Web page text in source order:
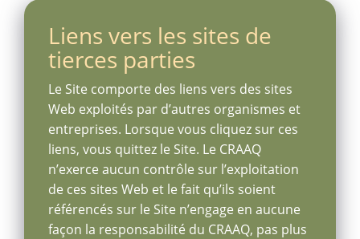
Liens vers les sites de
tierces parties
Le Site comporte des liens vers des sites
Web exploités par d’autres organismes et
entreprises. Lorsque vous cliquez sur ces
liens, vous quittez le Site. Le CRAAQ
n’exerce aucun contrôle sur l’exploitation
de ces sites Web et le fait qu’ils soient
référencés sur le Site n’engage en aucune
façon la responsabilité du CRAAQ, pas plus